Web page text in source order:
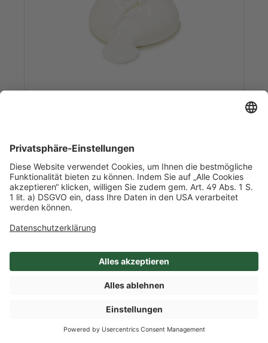
SHOP
Burrata vom Büffel, 52% Fett i.Tr.
0,275 kg/l Inhalt
0,125 kg Abtropfgewicht
je 125g ATG / Stück
Italien
Mehr Info nach Anmeldung